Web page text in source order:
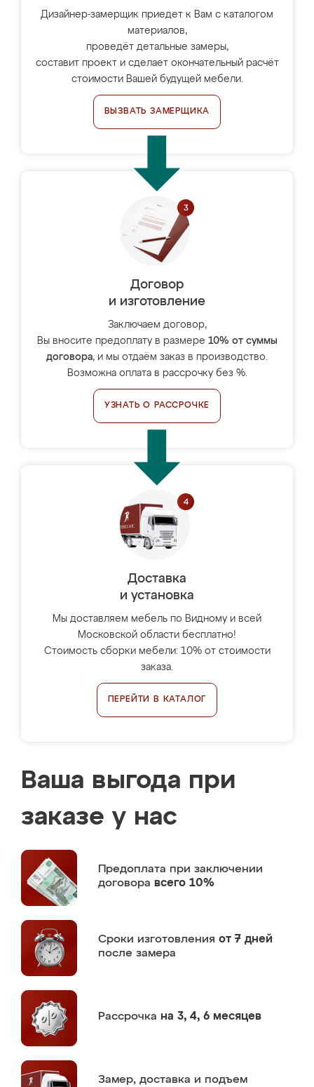
Дизайнер-замерщик приедет к Вам с каталогом
материалов,
проведёт детальные замеры,
составит проект и сделает окончательный расчёт
стоимости Вашей будущей мебели.
ВЫЗВАТЬ ЗАМЕРЩИКА
Договор
и изготовление
Заключаем договор,
Вы вносите предоплату в размере 10% от суммы
договора, и мы отдаём заказ в производство.
Возможна оплата в рассрочку без %.
УЗНАТЬ О РАССРОЧКЕ
Доставка
и установка
Мы доставляем мебель по Видному и всей
Московской области бесплатно!
Стоимость сборки мебели: 10% от стоимости
заказа.
ПЕРЕЙТИ В КАТАЛОГ
Ваша выгода при
заказе у нас
Предоплата при заключении
договора всего 10%
Сроки изготовления от 7 дней
после замера
Рассрочка на 3, 4, 6 месяцев
Замер, доставка и подъем